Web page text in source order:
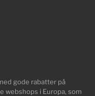
gode rabatter på
webshops i Europa, som